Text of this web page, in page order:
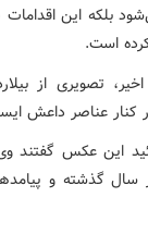
بلکه این
است.
تصویری از
کنار عناصر داعش
این عکس
سال گذشته و